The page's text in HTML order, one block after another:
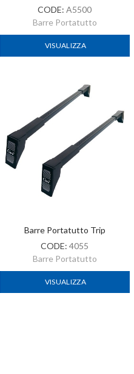
CODE: A5500
Barre Portatutto
VISUALIZZA
Barre Portatutto Trip
CODE: 4055
Barre Portatutto
VISUALIZZA